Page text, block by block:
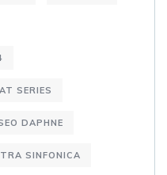
SERIES
DAPHNE
SINFONICA